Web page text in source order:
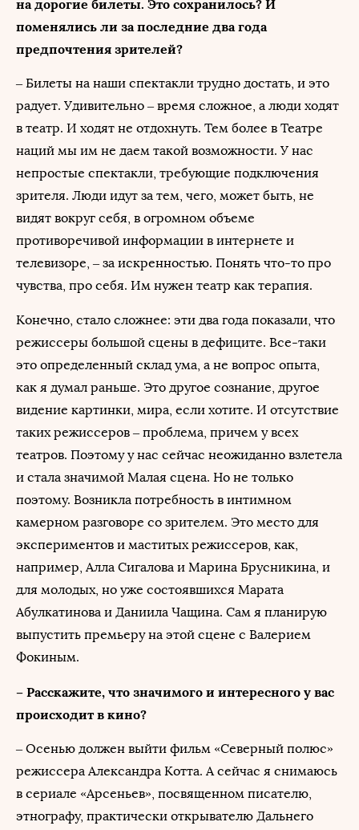
на дорогие билеты. Это сохранилось? И
поменялись ли за последние два года
предпочтения зрителей?
– Билеты на наши спектакли трудно достать, и это
радует. Удивительно – время сложное, а люди ходят
в театр. И ходят не отдохнуть. Тем более в Театре
наций мы им не даем такой возможности. У нас
непростые спектакли, требующие подключения
зрителя. Люди идут за тем, чего, может быть, не
видят вокруг себя, в огромном объеме
противоречивой информации в интернете и
телевизоре, – за искренностью. Понять что-то про
чувства, про себя. Им нужен театр как терапия.
Конечно, стало сложнее: эти два года показали, что
режиссеры большой сцены в дефиците. Все-таки
это определенный склад ума, а не вопрос опыта,
как я думал раньше. Это другое сознание, другое
видение картинки, мира, если хотите. И отсутствие
таких режиссеров – проблема, причем у всех
театров. Поэтому у нас сейчас неожиданно взлетела
и стала значимой Малая сцена. Но не только
поэтому. Возникла потребность в интимном
камерном разговоре со зрителем. Это место для
экспериментов и маститых режиссеров, как,
например, Алла Сигалова и Марина Брусникина, и
для молодых, но уже состоявшихся Марата
Абулкатинова и Даниила Чащина. Сам я планирую
выпустить премьеру на этой сцене с Валерием
Фокиным.
– Расскажите, что значимого и интересного у вас
происходит в кино?
– Осенью должен выйти фильм «Северный полюс»
режиссера Александра Котта. А сейчас я снимаюсь
в сериале «Арсеньев», посвященном писателю,
этнографу, практически открывателю Дальнего